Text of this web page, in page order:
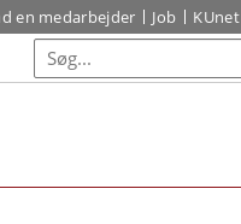
en medarbejder Job KUnet